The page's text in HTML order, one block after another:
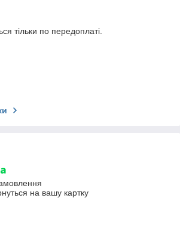
тільки по передоплаті.
на вашу картку